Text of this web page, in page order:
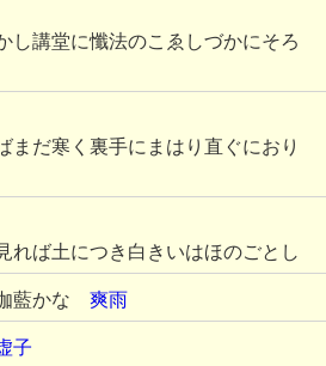
し講堂に懺法のこゑしづかにそろ
まだ寒く裏手にまはり直ぐにおり
れば土につき白きいはほのごとし
藍かな 爽雨
子